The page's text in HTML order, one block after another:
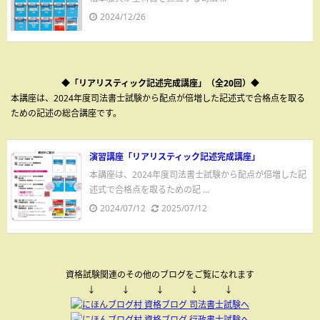
2024/12/26
◆「リアリスティック記述完成講座」（全20回）◆
本講座は、2024年度司法書士試験から配点が倍増した記述式で合格点を取る
ための記述の総合講座です。
演習講座「リアリスティック記述完成講座」
本講座は、2024年度司法書士試験から配点が倍増した記
述式で合格点を取るための記 ...
2024/07/12
2025/07/12
資格試験関連のその他のブログをご覧になれます
↓ ↓ ↓ ↓ ↓